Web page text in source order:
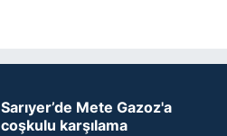
Sarıyer’de Mete Gazoz'a
coşkulu karşılama